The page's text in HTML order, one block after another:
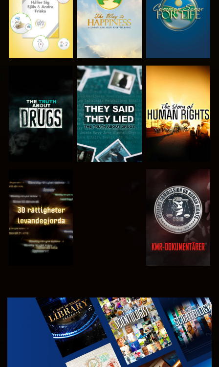
TITTA TITTA
TITTA TITTA
TITTA
UTFORSKA
SERIEN